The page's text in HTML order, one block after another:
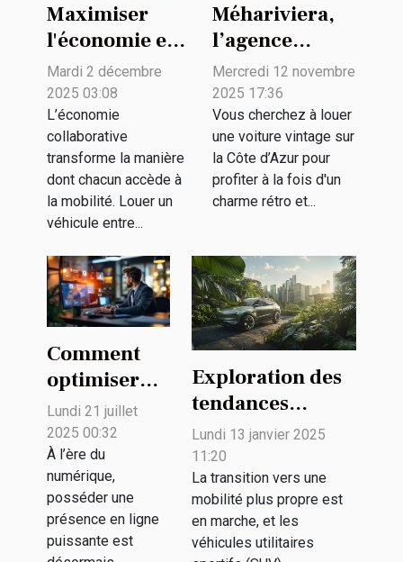
Maximiser
l'économie en
louant des
véhicules
entre
particuliers
Mardi 2 décembre
2025 03:08
L’économie
collaborative
transforme la manière
dont chacun accède à
la mobilité. Louer un
véhicule entre...
Méhariviera,
l’agence
spécialisée
dans la
location de
voitures
vintage
Mercredi 12 novembre
2025 17:36
Vous cherchez à louer
une voiture vintage sur
la Côte d’Azur pour
profiter à la fois d'un
charme rétro et...
Comment
optimiser
votre
présence en
ligne grâce à
des solutions
publicitaires
innovantes ?
Lundi 21 juillet
2025 00:32
À l’ère du
numérique,
posséder une
présence en ligne
puissante est
Exploration des
tendances
futures des SUV
électriques et
leur impact
environnemental
Lundi 13 janvier 2025
11:20
La transition vers une
mobilité plus propre est
en marche, et les
véhicules utilitaires